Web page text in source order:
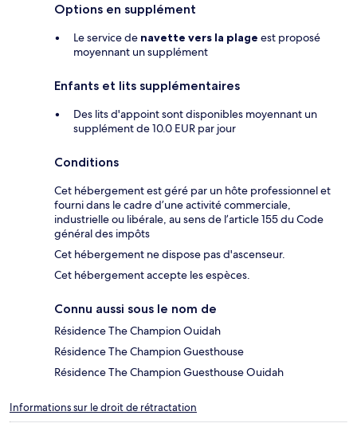
Options en supplément
Le service de navette vers la plage est proposé
moyennant un supplément
Enfants et lits supplémentaires
Des lits d'appoint sont disponibles moyennant un
supplément de 10.0 EUR par jour
Conditions
Cet hébergement est géré par un hôte professionnel et
fourni dans le cadre d’une activité commerciale,
industrielle ou libérale, au sens de l’article 155 du Code
général des impôts
Cet hébergement ne dispose pas d'ascenseur.
Cet hébergement accepte les espèces.
Connu aussi sous le nom de
Résidence The Champion Ouidah
Résidence The Champion Guesthouse
Résidence The Champion Guesthouse Ouidah
Informations sur le droit de rétractation